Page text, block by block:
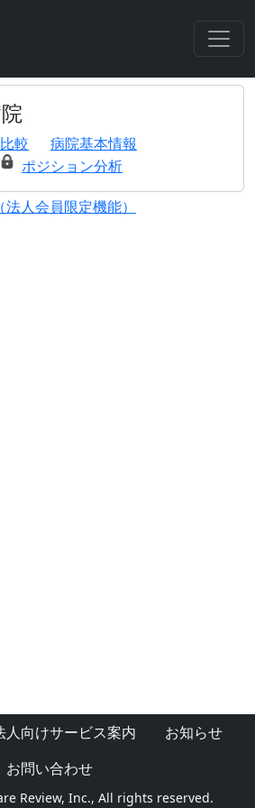
較
病院基本情報
ポジション分析
人会員限定機能）
人向けサービス案内
お知らせ
お問い合わせ
Review, Inc., All rights reserved.